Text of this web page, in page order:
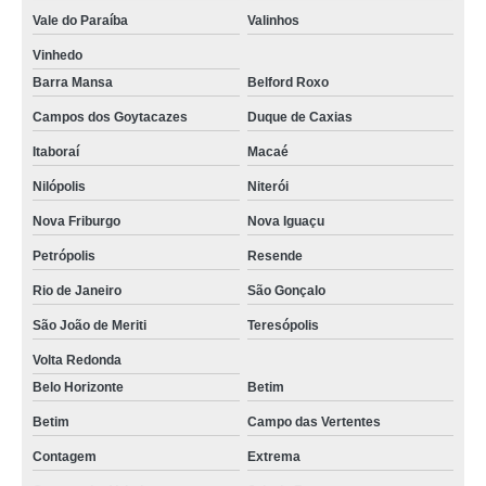
chips plásticos abrasivos Amparo
chips abrasivos para peças injetadas Curitiba
onde encontro chips abrasivos para polir Resende
onde encontro chips plásticos abrasivos Araras
onde encontrar chips abrasivos para polir Contagem
onde encontro abrasivo para jateamento Teresópolis
onde encontro chips abrasivos para rebarbação e tamboreamento
Campinas
onde encontrar chips abrasivos para polimento de peças Macaé
onde encontro chips abrasivos para polimento Paulínia
Vale do Paraíba Valinhos
Vinhedo
Barra Mansa
Belford Roxo
Campos dos Goytacazes Duque de Caxias
Itaboraí Macaé
Nilópolis Niterói
Nova Friburgo Nova Iguaçu
Petrópolis Resende
Rio de Janeiro São Gonçalo
São João de Meriti Teresópolis
Volta Redonda
Belo Horizonte
Betim
Betim Campo das Vertentes
Contagem Extrema